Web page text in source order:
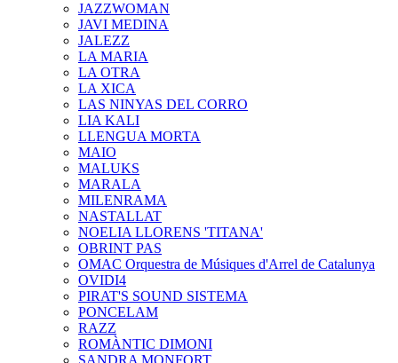
JAZZWOMAN
JAVI MEDINA
JALEZZ
LA MARIA
LA OTRA
LA XICA
LAS NINYAS DEL CORRO
LIA KALI
LLENGUA MORTA
MAIO
MALUKS
MARALA
MILENRAMA
NASTALLAT
NOELIA LLORENS 'TITANA'
OBRINT PAS
OMAC Orquestra de Músiques d'Arrel de Catalunya
OVIDI4
PIRAT'S SOUND SISTEMA
PONCELAM
RAZZ
ROMÀNTIC DIMONI
SANDRA MONFORT